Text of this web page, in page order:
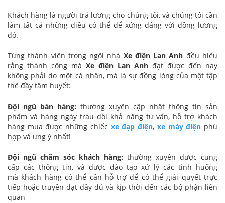
Khách hàng là người trả lương cho chúng tôi, và chúng tôi cần
làm tất cả những điều có thể để xứng đáng với đồng lương
đó.
Từng thành viên trong ngôi nhà Xe điện Lan Anh đều hiểu
rằng thành công mà Xe điện Lan Anh đạt được đến nay
không phải do một cá nhân, mà là sự đồng lòng của một tập
thể đầy tâm huyết:
Đội ngũ bán hàng: thường xuyên cập nhật thông tin sản
phẩm và hàng ngày trau dồi khả năng tư vấn, hỗ trợ khách
hàng mua được những chiếc xe đạp điện, xe máy điện phù
hợp và ưng ý nhất!
Đội ngũ chăm sóc khách hàng: thường xuyên được cung
cấp các thông tin, và được đào tạo xử lý các tình huống
mà khách hàng có thể cần hỗ trợ để có thể giải quyết trực
tiếp hoặc truyền đạt đầy đủ và kịp thời đến các bộ phận liên
quan